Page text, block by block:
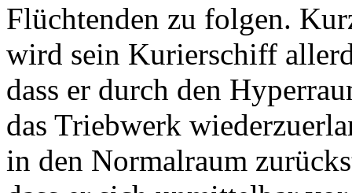
Flüchtenden zu folgen.
wird sein Kurierschiff
dass er durch den
das Triebwerk
in den Normalraum